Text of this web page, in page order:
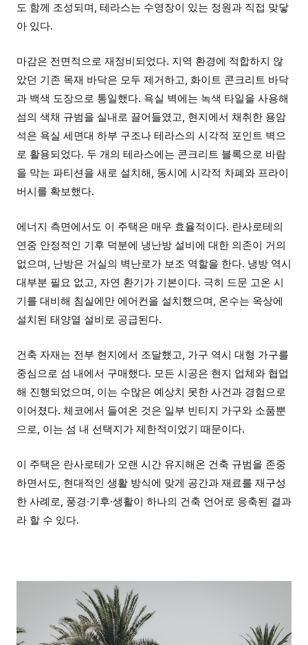
도 함께 조성되며, 테라스는 수영장이 있는 정원과 직접 맞닿
아 있다.
마감은 전면적으로 재정비되었다. 지역 환경에 적합하지 않
았던 기존 목재 바닥은 모두 제거하고, 화이트 콘크리트 바닥
과 백색 도장으로 통일했다. 욕실 벽에는 녹색 타일을 사용해
섬의 색채 규범을 실내로 끌어들였고, 현지에서 채취한 용암
석은 욕실 세면대 하부 구조나 테라스의 시각적 포인트 벽으
로 활용되었다. 두 개의 테라스에는 콘크리트 블록으로 바람
을 막는 파티션을 새로 설치해, 동시에 시각적 차폐와 프라이
버시를 확보했다.
에너지 측면에서도 이 주택은 매우 효율적이다. 란사로테의
연중 안정적인 기후 덕분에 냉난방 설비에 대한 의존이 거의
없으며, 난방은 거실의 벽난로가 보조 역할을 한다. 냉방 역시
대부분 필요 없고, 자연 환기가 기본이다. 극히 드문 고온 시
기를 대비해 침실에만 에어컨을 설치했으며, 온수는 옥상에
설치된 태양열 설비로 공급된다.
건축 자재는 전부 현지에서 조달했고, 가구 역시 대형 가구를
중심으로 섬 내에서 구매했다. 모든 시공은 현지 업체와 협업
해 진행되었으며, 이는 수많은 예상치 못한 사건과 경험으로
이어졌다. 체코에서 들여온 것은 일부 빈티지 가구와 소품뿐
으로, 이는 섬 내 선택지가 제한적이었기 때문이다.
이 주택은 란사로테가 오랜 시간 유지해온 건축 규범을 존중
하면서도, 현대적인 생활 방식에 맞게 공간과 재료를 재구성
한 사례로, 풍경·기후·생활이 하나의 건축 언어로 응축된 결과
라 할 수 있다.